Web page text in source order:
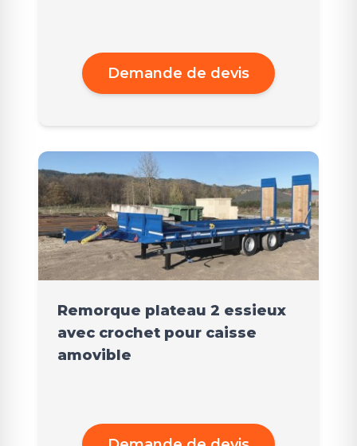
Demande de devis
Remorque plateau 2 essieux
avec crochet pour caisse
amovible